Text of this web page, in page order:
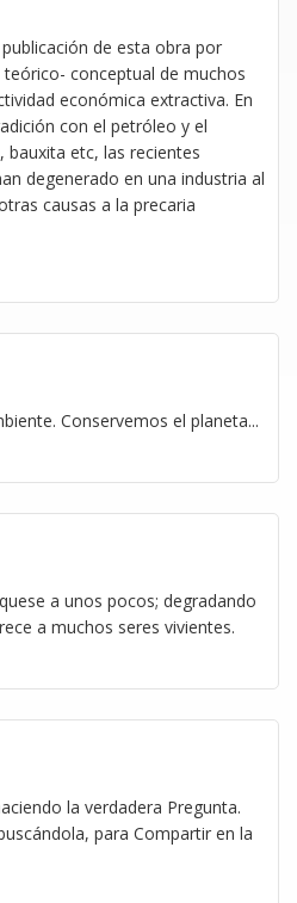
de esta obra por
conceptual de muchos
económica extractiva. En
con el petróleo y el
etc, las recientes
degenerado en una industria al
causas a la precaria
Conservemos el planeta...
a unos pocos; degradando
a muchos seres vivientes.
la verdadera Pregunta.
para Compartir en la